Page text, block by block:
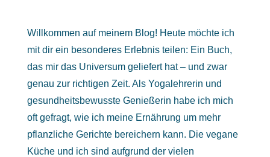
Willkommen auf meinem Blog! Heute möchte ich
mit dir ein besonderes Erlebnis teilen: Ein Buch,
das mir das Universum geliefert hat – und zwar
genau zur richtigen Zeit. Als Yogalehrerin und
gesundheitsbewusste Genießerin habe ich mich
oft gefragt, wie ich meine Ernährung um mehr
pflanzliche Gerichte bereichern kann. Die vegane
Küche und ich sind aufgrund der vielen